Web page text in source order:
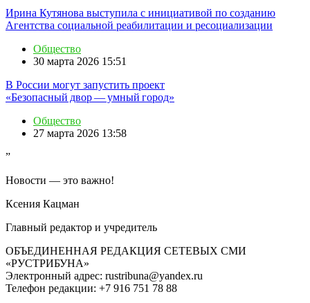
Ирина Кутянова выступила с инициативой по созданию
Агентства социальной реабилитации и ресоциализации
Общество
30 марта 2026 15:51
В России могут запустить проект
«Безопасный двор — умный город»
Общество
27 марта 2026 13:58
”
Новости — это важно!
Ксения Кацман
Главный редактор и учредитель
ОБЪЕДИНЕННАЯ РЕДАКЦИЯ СЕТЕВЫХ СМИ
«РУСТРИБУНА»
Электронный адрес: rustribuna@yandex.ru
Телефон редакции: +7 916 751 78 88